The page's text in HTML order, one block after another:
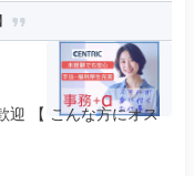
【 こんな方にオス